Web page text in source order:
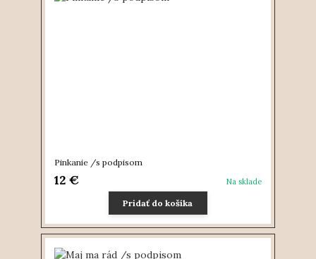
Pinkanie /s podpisom
12 € Na sklade
Pridať do košíka